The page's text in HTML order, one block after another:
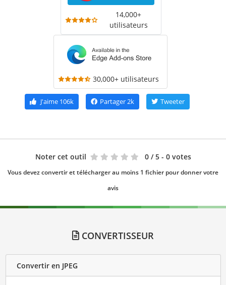
14,000+
utilisateurs
30,000+ utilisateurs
J'aime106k Partager2k Tweeter
Noter cet outil 0 / 5 - 0 votes
Vous devez convertir et télécharger au moins 1 fichier pour donner votre
avis
CONVERTISSEUR
Convertir en JPEG